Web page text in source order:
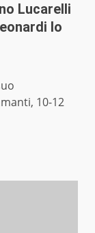
Lucarelli
lo
10-12